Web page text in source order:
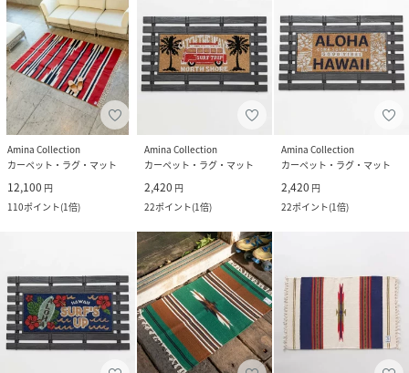
Amina Collection
カーペット・ラグ・マット
12,100 円
110ポイント(1倍)
Amina Collection
カーペット・ラグ・マット
2,420 円
22ポイント(1倍)
Amina Collection
カーペット・ラグ・マット
2,420 円
22ポイント(1倍)